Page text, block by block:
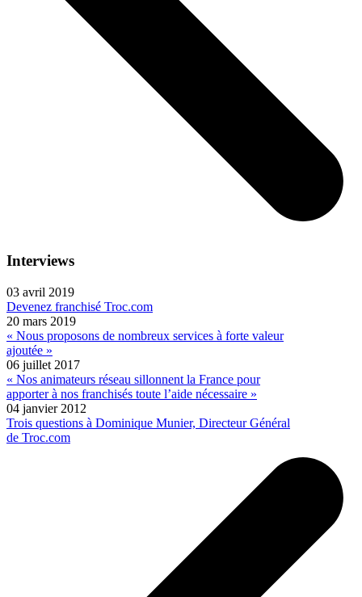
Interviews
03 avril 2019
Devenez franchisé Troc.com
20 mars 2019
« Nous proposons de nombreux services à forte valeur
ajoutée »
06 juillet 2017
« Nos animateurs réseau sillonnent la France pour
apporter à nos franchisés toute l’aide nécessaire »
04 janvier 2012
Trois questions à Dominique Munier, Directeur Général
de Troc.com